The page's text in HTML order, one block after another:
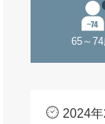
65～
2024